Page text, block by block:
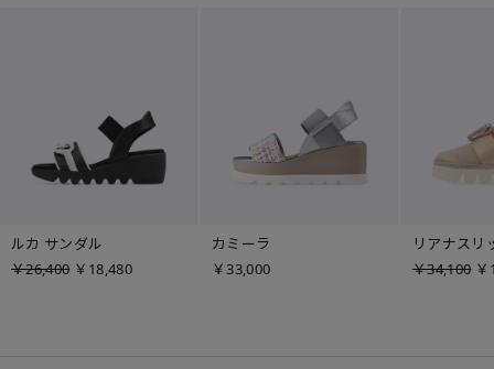
ルカ サンダル
￥26,400 ￥18,480
カミーラ
￥33,000
リアナスリ
￥34,100